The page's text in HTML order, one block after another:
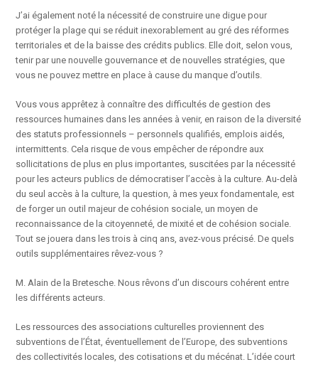
J’ai également noté la nécessité de construire une digue pour
protéger la plage qui se réduit inexorablement au gré des réformes
territoriales et de la baisse des crédits publics. Elle doit, selon vous,
tenir par une nouvelle gouvernance et de nouvelles stratégies, que
vous ne pouvez mettre en place à cause du manque d’outils.
Vous vous apprêtez à connaître des difficultés de gestion des
ressources humaines dans les années à venir, en raison de la diversité
des statuts professionnels – personnels qualifiés, emplois aidés,
intermittents. Cela risque de vous empêcher de répondre aux
sollicitations de plus en plus importantes, suscitées par la nécessité
pour les acteurs publics de démocratiser l’accès à la culture. Au-delà
du seul accès à la culture, la question, à mes yeux fondamentale, est
de forger un outil majeur de cohésion sociale, un moyen de
reconnaissance de la citoyenneté, de mixité et de cohésion sociale.
Tout se jouera dans les trois à cinq ans, avez-vous précisé. De quels
outils supplémentaires rêvez-vous ?
M. Alain de la Bretesche. Nous rêvons d’un discours cohérent entre
les différents acteurs.
Les ressources des associations culturelles proviennent des
subventions de l’État, éventuellement de l’Europe, des subventions
des collectivités locales, des cotisations et du mécénat. L’idée court